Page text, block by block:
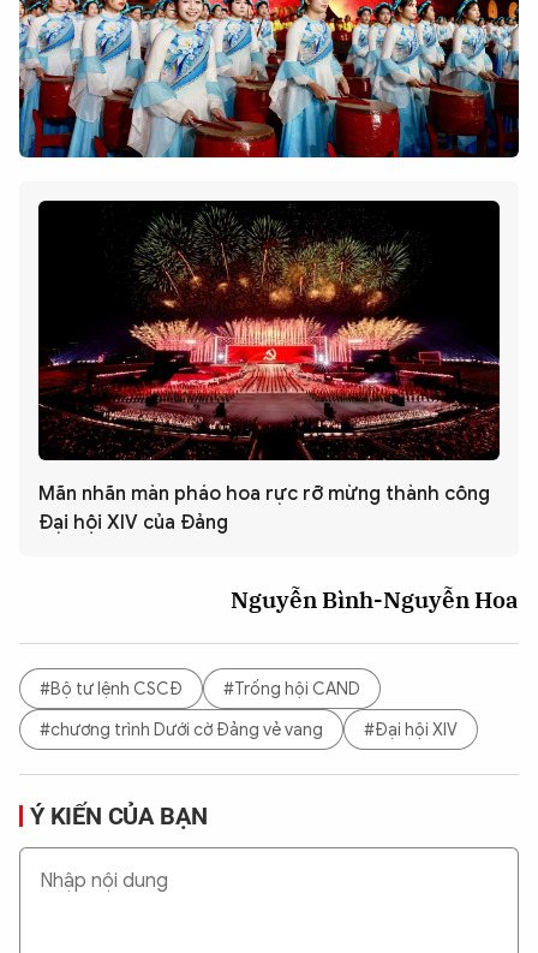
Mãn nhãn màn pháo hoa rực rỡ mừng thành công
Đại hội XIV của Đảng
Nguyễn Bình-Nguyễn Hoa
#Bộ tư lệnh CSCĐ
#Trống hội CAND
#chương trình Dưới cờ Đảng vẻ vang
#Đại hội XIV
Ý KIẾN CỦA BẠN